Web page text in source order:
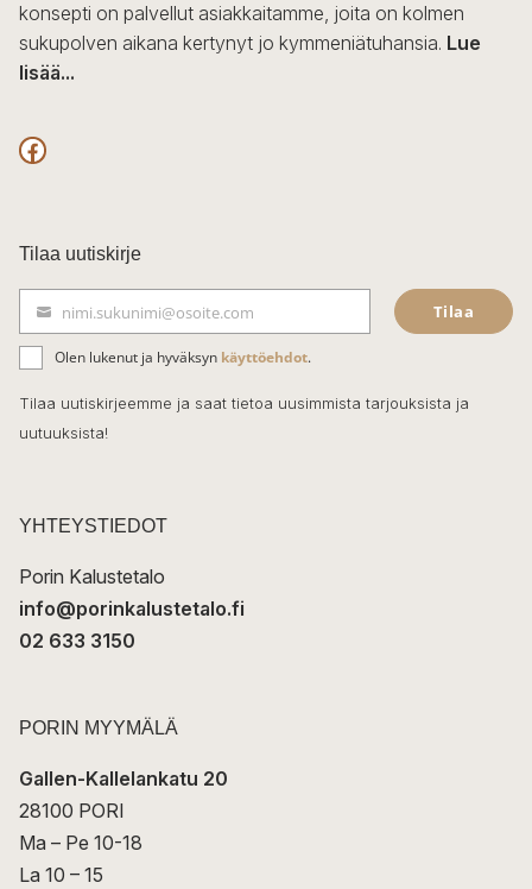
konsepti on palvellut asiakkaitamme, joita on kolmen
sukupolven aikana kertynyt jo kymmeniätuhansia. Lue
lisää...
F
c
e
b
o
o
k
Tilaa uutiskirje
ä
h
k
t
nimi.sukunimi@osoite.com Tilaa
Olen lukenut ja hyväksyn käyttöehdot.
Tilaa uutiskirjeemme ja saat tietoa uusimmista tarjouksista ja
uutuuksista!
YHTEYSTIEDOT
Porin Kalustetalo
info@porinkalustetalo.fi
02 633 3150
PORIN MYYMÄLÄ
Gallen-Kallelankatu 20
28100 PORI
Ma – Pe 10-18
La 10 – 15